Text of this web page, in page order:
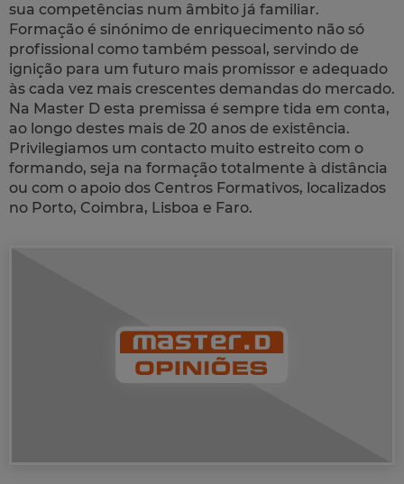
sua competências num âmbito já familiar.
Formação é sinónimo de enriquecimento não só
profissional como também pessoal, servindo de
ignição para um futuro mais promissor e adequado
às cada vez mais crescentes demandas do mercado.
Na Master D esta premissa é sempre tida em conta,
ao longo destes mais de 20 anos de existência.
Privilegiamos um contacto muito estreito com o
formando, seja na formação totalmente à distância
ou com o apoio dos Centros Formativos, localizados
no Porto, Coimbra, Lisboa e Faro.